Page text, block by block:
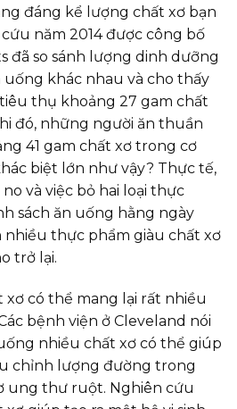
đáng kể lượng chất xơ bạn
năm 2014 được công bố
đã so sánh lượng dinh dưỡng
khác nhau và cho thấy
thụ khoảng 27 gam chất
đó, những người ăn thuần
41 gam chất xơ trong cơ
biệt lớn như vậy? Thực tế,
và việc bỏ hai loại thực
sách ăn uống hằng ngày
thực phẩm giàu chất xơ
trở lại.
xơ có thể mang lại rất nhiều
bệnh viện ở Cleveland nói
nhiều chất xơ có thể giúp
chỉnh lượng đường trong
ung thư ruột. Nghiên cứu